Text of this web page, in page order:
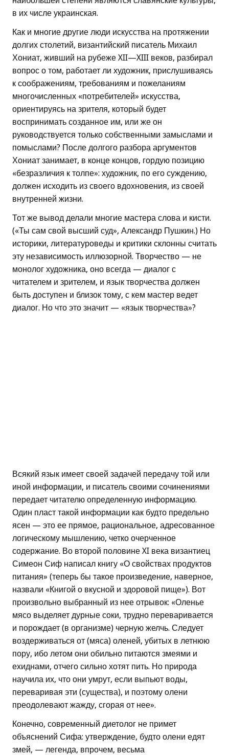
в их числе украинская.
Как и многие другие люди искусства на протяжении
долгих столетий, византийский писатель Михаил
Хониат, живший на рубеже XII—XIII веков, разбирал
вопрос о том, работает ли художник, прислушиваясь
к соображениям, требованиям и пожеланиям
многочисленных «потребителей» искусства,
ориентируясь на зрителя, который будет
воспринимать созданное им, или же он
руководствуется только собственными замыслами и
помыслами? После долгого разбора аргументов
Хониат занимает, в конце концов, гордую позицию
«безразличия к толпе»: художник, по его суждению,
должен исходить из своего вдохновения, из своей
внутренней жизни.
Тот же вывод делали многие мастера слова и кисти.
(«Ты сам свой высший суд», Александр Пушкин.) Но
историки, литературоведы и критики склонны считать
эту независимость иллюзорной. Творчество — не
монолог художника, оно всегда — диалог с
читателем и зрителем, и язык творчества должен
быть доступен и близок тому, с кем мастер ведет
диалог. Но что это значит — «язык творчества»?
Всякий язык имеет своей задачей передачу той или
иной информации, и писатель своими сочинениями
передает читателю определенную информацию.
Один пласт такой информации как будто предельно
ясен — это ее прямое, рациональное, адресованное
логическому мышлению, четко очерченное
содержание. Во второй половине XI века византиец
Симеон Сиф написал книгу «О свойствах продуктов
питания» (теперь бы такое произведение, наверное,
назвали «Книгой о вкусной и здоровой пище»). Вот
произвольно выбранный из нее отрывок: «Оленье
мясо выделяет дурные соки, трудно переваривается
и порождает (в организме) черную желчь. Следует
воздерживаться от (мяса) оленей, убитых в летнюю
пору, ибо летом они обильно питаются змеями и
ехиднами, отчего сильно хотят пить. Но природа
научила их, что они умрут, если выпьют воды,
переваривая эти (существа), и поэтому олени
преодолевают жажду, сгорая от нее».
Конечно, современный диетолог не примет
объяснений Сифа: утверждение, будто олени едят
змей, — легенда, впрочем, весьма